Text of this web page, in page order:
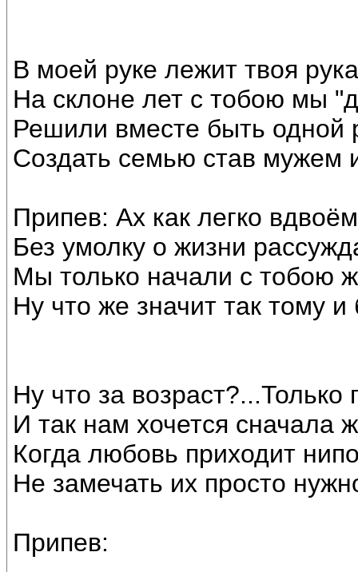
В моей руке лежит твоя рука
На склоне лет с тобою мы
Решили вместе быть одной
Создать семью став мужем
Припев: Ах как легко
Без умолку о жизни
Мы только начали с тобою
Ну что же значит так тому и
Ну что за возраст?...Только
И так нам хочется сначала
Когда любовь приходит
Не замечать их просто
Припев: